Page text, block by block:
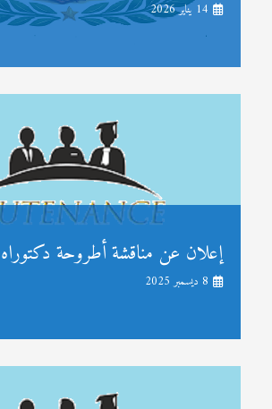
14 يناير 2026
إعلان عن مناقشة أطروحة دكتوراه
8 ديسمبر 2025